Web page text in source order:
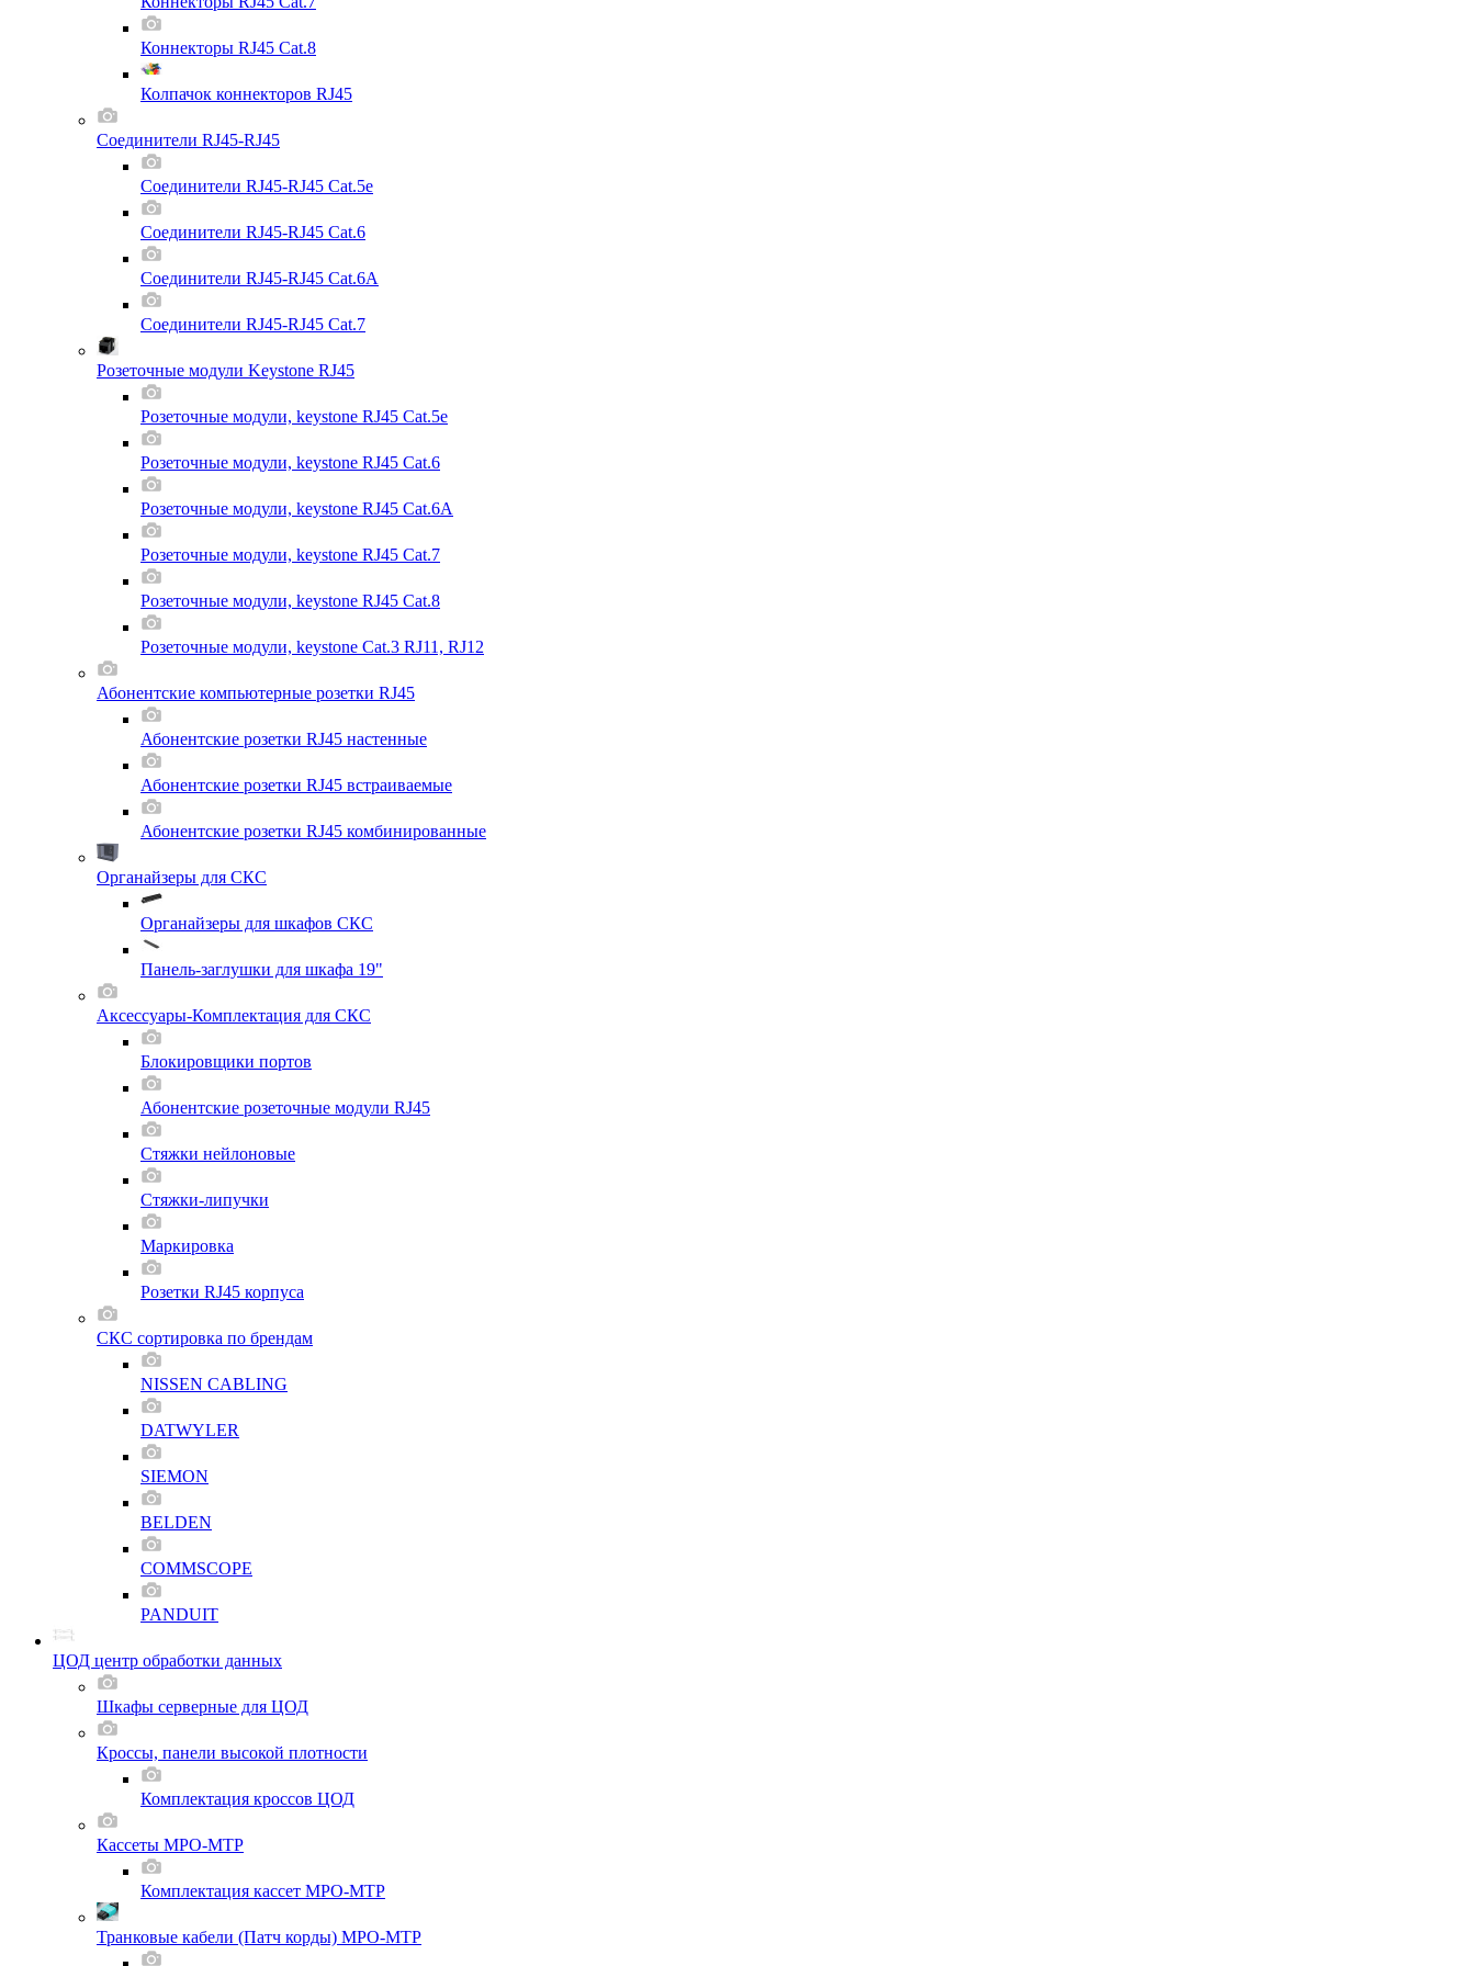
Коннекторы RJ45 Cat.8
Колпачок коннекторов RJ45
Соединители RJ45-RJ45
Соединители RJ45-RJ45 Cat.5e
Соединители RJ45-RJ45 Cat.6
Соединители RJ45-RJ45 Cat.6A
Соединители RJ45-RJ45 Cat.7
Розеточные модули Keystone RJ45
Розеточные модули, keystone RJ45 Cat.5e
Розеточные модули, keystone RJ45 Cat.6
Розеточные модули, keystone RJ45 Cat.6A
Розеточные модули, keystone RJ45 Cat.7
Розеточные модули, keystone RJ45 Cat.8
Розеточные модули, keystone Cat.3 RJ11, RJ12
Абонентские компьютерные розетки RJ45
Абонентские розетки RJ45 настенные
Абонентские розетки RJ45 встраиваемые
Абонентские розетки RJ45 комбинированные
Органайзеры для СКС
Органайзеры для шкафов СКС
Панель-заглушки для шкафа 19"
Аксессуары-Комплектация для СКС
Блокировщики портов
Абонентские розеточные модули RJ45
Стяжки нейлоновые
Стяжки-липучки
Маркировка
Розетки RJ45 корпуса
СКС сортировка по брендам
NISSEN CABLING
DATWYLER
SIEMON
BELDEN
COMMSCOPE
PANDUIT
ЦОД центр обработки данных
Шкафы серверные для ЦОД
Кроссы, панели высокой плотности
Комплектация кроссов ЦОД
Кассеты MPO-MTP
Комплектация кассет MPO-MTP
Транковые кабели (Патч корды) MPO-MTP